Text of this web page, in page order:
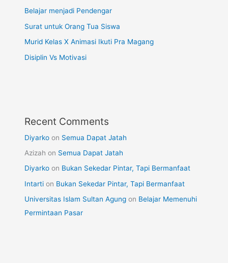
Belajar menjadi Pendengar
Surat untuk Orang Tua Siswa
Murid Kelas X Animasi Ikuti Pra Magang
Disiplin Vs Motivasi
Recent Comments
Diyarko on Semua Dapat Jatah
Azizah on Semua Dapat Jatah
Diyarko on Bukan Sekedar Pintar, Tapi Bermanfaat
Intarti on Bukan Sekedar Pintar, Tapi Bermanfaat
Universitas Islam Sultan Agung on Belajar Memenuhi
Permintaan Pasar